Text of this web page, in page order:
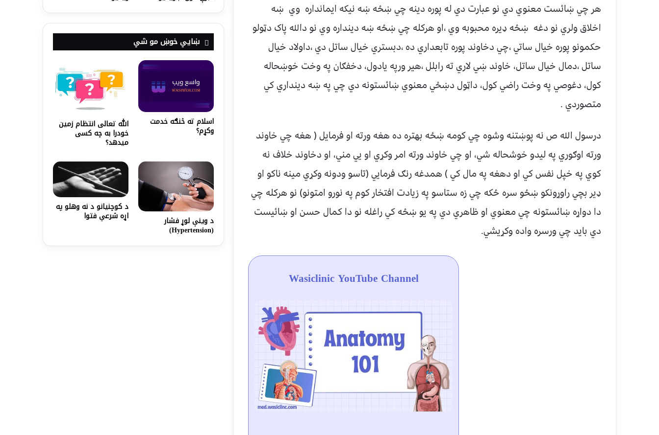
هر چي ښائست معنوي دي نو عبارت دي له پوره دينه چي ښځه ښه نيکه ايمانداره وي ښه
اخلاق ولري نو دغه ښځه ډيره محبوبه وي ،او هرکله چي ښځه ښه دينداره وي نو دالله پاک دټولو
حکمونو پوره خيال ساتي ،چي دخاوند پوره تابعداري ده ،دبستري خيال ساتل دي ،داولاد خيال
ساتل ،دمال خيال ساتل، خاوند ښي لاري ته رابلل ،هير ورپه يادول، دخفګان په وخت خوښحاله
کول، دغوصي په وخت راضي کول، داټول دښځي معنوي ښائستونه دي چي په ښه دينداري کي
متصوردي .
درسول الله ص نه پوښتنه وشوه چي کومه ښځه بهتره ده هغه ورته او فرمايل ( هغه چي خاوند
ورته اوګوري په ليدو خوشحاله شي، او چي خاوند ورته امر وکړي او يي مني، او دخاوند خلاف نه
کوي په خپل نفس کي او دهغه په مال کي ) همدغه رنګ فرمايي (تاسو ودونه وکړي مينه ناکو او
ډير بچي راوړونکو ښځو سره ځکه چي زه ستاسو په زيادت افتخار کوم په نورو امتونو) نو هرکله چي
دا دواړه ښائستونه چي معنوي او ظاهري دي په يو ښځه کي راغله نو دا کمال حسن او ښائيست
دي بايد چي ورسره واده وکړيشي.
Wasiclinic YouTube Channel
ښايي خوښ مو شي
اسلام ته څنګه خدمت
وکړم؟
الله تعالی انتظام زمین
خودرا به چه کسی
میدهد؟
د وينې لوړ فشار
(Hypertension)
د کوچنيانو د نه وهلو په
اړه شرعي فتوا